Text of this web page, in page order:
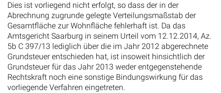
Dies ist vorliegend nicht erfolgt, so dass der in der
Abrechnung zugrunde gelegte Verteilungsmaßstab der
Gesamtfläche zur Wohnfläche fehlerhaft ist. Da das
Amtsgericht Saarburg in seinem Urteil vom 12.12.2014, Az.
5b C 397/13 lediglich über die im Jahr 2012 abgerechnete
Grundsteuer entschieden hat, ist insoweit hinsichtlich der
Grundsteuer für das Jahr 2013 weder entgegenstehende
Rechtskraft noch eine sonstige Bindungswirkung für das
vorliegende Verfahren eingetreten.